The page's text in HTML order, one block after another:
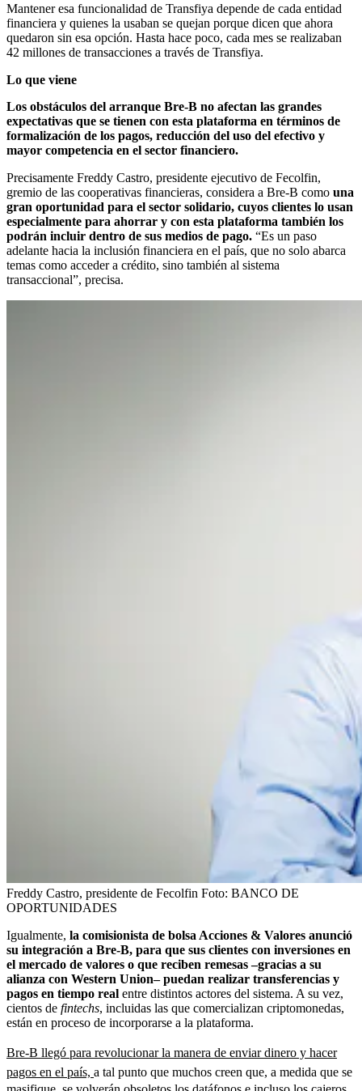
Mantener esa funcionalidad de Transfiya depende de cada entidad
financiera y quienes la usaban se quejan porque dicen que ahora
quedaron sin esa opción. Hasta hace poco, cada mes se realizaban
42 millones de transacciones a través de Transfiya.
Lo que viene
Los obstáculos del arranque Bre-B no afectan las grandes
expectativas que se tienen con esta plataforma en términos de
formalización de los pagos, reducción del uso del efectivo y
mayor competencia en el sector financiero.
Precisamente Freddy Castro, presidente ejecutivo de Fecolfin,
gremio de las cooperativas financieras, considera a Bre-B como una
gran oportunidad para el sector solidario, cuyos clientes lo usan
especialmente para ahorrar y con esta plataforma también los
podrán incluir dentro de sus medios de pago. “Es un paso
adelante hacia la inclusión financiera en el país, que no solo abarca
temas como acceder a crédito, sino también al sistema
transaccional”, precisa.
Freddy Castro, presidente de Fecolfin Foto: BANCO DE
OPORTUNIDADES
Igualmente, la comisionista de bolsa Acciones & Valores anunció
su integración a Bre-B, para que sus clientes con inversiones en
el mercado de valores o que reciben remesas –gracias a su
alianza con Western Union– puedan realizar transferencias y
pagos en tiempo real entre distintos actores del sistema. A su vez,
cientos de fintechs, incluidas las que comercializan criptomonedas,
están en proceso de incorporarse a la plataforma.
Bre-B llegó para revolucionar la manera de enviar dinero y hacer
pagos en el país, a tal punto que muchos creen que, a medida que se